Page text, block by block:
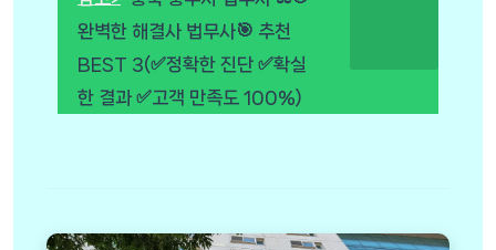
완벽한 해결사 법무사🎯 추천
BEST 3(✅정확한 진단 ✅확실
한 결과 ✅고객 만족도 100%)